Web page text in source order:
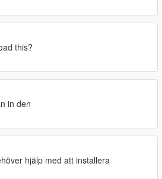
this?
in den
hjälp med att installera